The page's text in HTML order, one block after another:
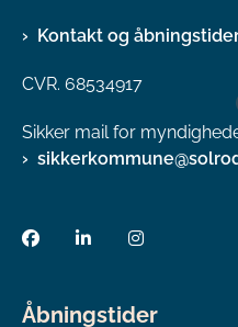
Kontakt og
CVR. 68534917
Sikker mail for
Åbningstider